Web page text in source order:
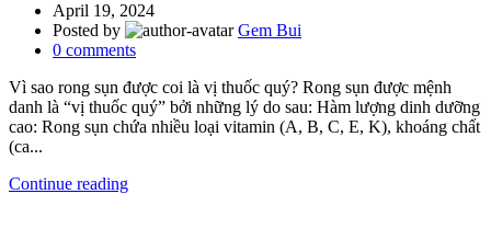
April 19, 2024
Posted by
Gem Bui
0 comments
Vì sao rong sụn được coi là vị thuốc quý? Rong sụn được mệnh
danh là “vị thuốc quý” bởi những lý do sau: Hàm lượng dinh dưỡng
cao: Rong sụn chứa nhiều loại vitamin (A, B, C, E, K), khoáng chất
(ca...
Continue reading